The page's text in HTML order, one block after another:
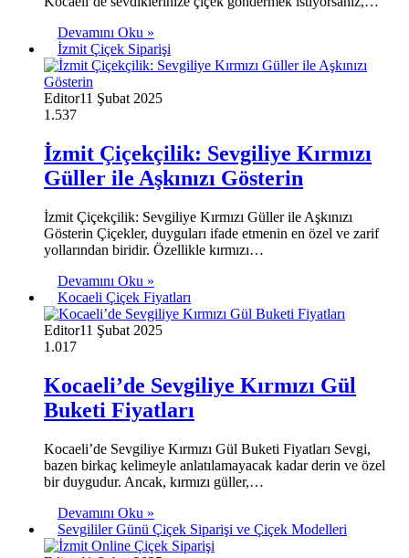
Devamını Oku »
İzmit Çiçek Siparişi
Editor11 Şubat 2025
1.537
İzmit Çiçekçilik: Sevgiliye Kırmızı
Güller ile Aşkınızı Gösterin
İzmit Çiçekçilik: Sevgiliye Kırmızı Güller ile Aşkınızı
Gösterin Çiçekler, duyguları ifade etmenin en özel ve zarif
yollarından biridir. Özellikle kırmızı…
Devamını Oku »
Kocaeli Çiçek Fiyatları
Editor11 Şubat 2025
1.017
Kocaeli’de Sevgiliye Kırmızı Gül
Buketi Fiyatları
Kocaeli’de Sevgiliye Kırmızı Gül Buketi Fiyatları Sevgi,
bazen birkaç kelimeyle anlatılamayacak kadar derin ve özel
bir duygudur. Ancak, kırmızı güller,…
Devamını Oku »
Sevgililer Günü Çiçek Siparişi ve Çiçek Modelleri